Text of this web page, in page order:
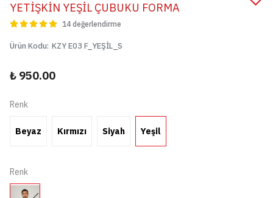
YETİŞKİN YEŞİL ÇUBUKU FORMA
14 değerlendirme
Ürün Kodu: KZY E03 F_YEŞİL_S
₺ 950.00
Renk
Beyaz Kırmızı Siyah Yeşil
Renk